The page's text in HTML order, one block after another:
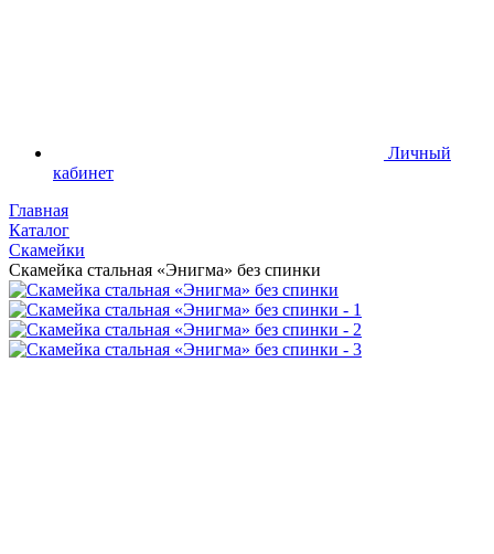
Личный
кабинет
Главная
Каталог
Скамейки
Скамейка стальная «Энигма» без спинки